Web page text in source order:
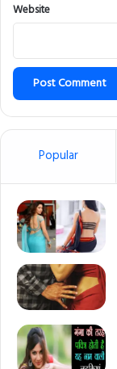
Website
Popular